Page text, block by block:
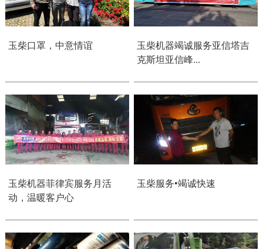
玉柴口罩，中意情谊
玉柴机器竭诚服务亚信塔吉
克斯坦亚信峰...
玉柴机器菲律宾服务月活
动，温暖客户心
玉柴服务•竭诚快速